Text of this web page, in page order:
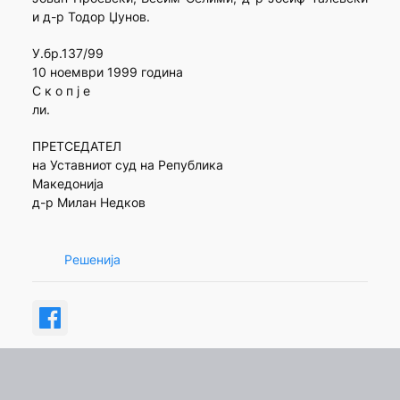
и д-р Тодор Џунов.
У.бр.137/99
10 ноември 1999 година
С к о п ј е
ли.
ПРЕТСЕДАТЕЛ
на Уставниот суд на Република
Македонија
д-р Милан Недков
Решенија